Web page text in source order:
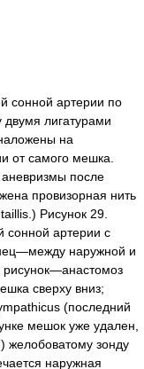
сонной артерии по
лигатурами
на
от самого мешка.
после
провизорная нить
Рисунок 29.
сонной артерии с
наружной и
сверху вниз;
(последний
мешок уже удален,
желобоватому зонду
наружная